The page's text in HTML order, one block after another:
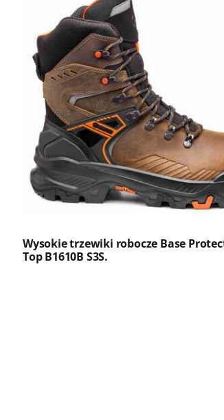
Wysokie trzewiki robocze Base
Top B1610B S3S.